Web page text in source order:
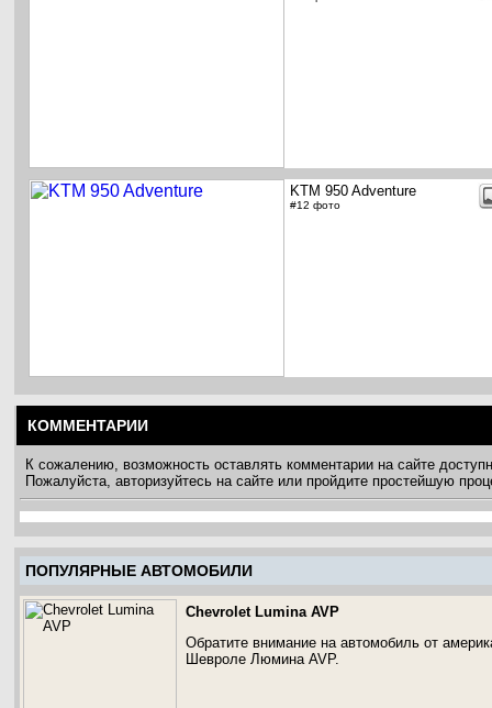
KTM 950 Adventure
#12 фото
КОММЕНТАРИИ
К сожалению, возможность оставлять комментарии на сайте
Пожалуйста, авторизуйтесь на сайте или пройдите простейшую
ПОПУЛЯРНЫЕ АВТОМОБИЛИ
Chevrolet Lumina AVP
Обратите внимание на автомобиль от
Шевроле Люмина AVP.